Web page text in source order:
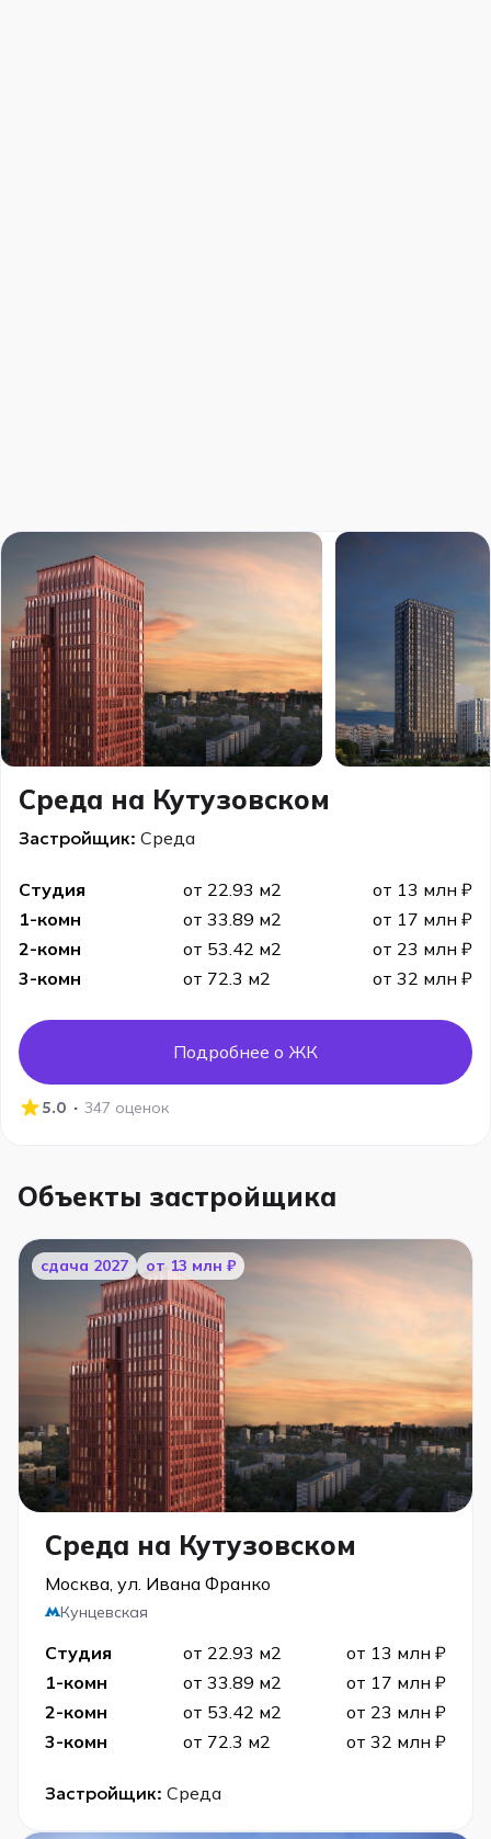
Среда на Кутузовском
Застройщик: Среда
Студия от 22.93 м2
от 13 млн ₽
1-комн
от 33.89 м2
от 17 млн ₽
2-комн
от 53.42 м2
от 23 млн ₽
3-комн
от 72.3 м2 от 32 млн ₽
Подробнее о ЖК
5.0 · 347 оценок
Объекты застройщика
cдача 2027 от 13 млн ₽
Среда на Кутузовском
Москва, ул. Ивана Франко
Кунцевская
Студия от 22.93 м2
от 13 млн ₽
1-комн
от 33.89 м2
от 17 млн ₽
2-комн
от 53.42 м2
от 23 млн ₽
3-комн
от 72.3 м2 от 32 млн ₽
Застройщик: Среда